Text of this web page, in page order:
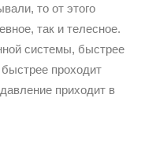
то от этого
так и телесное.
системы, быстрее
проходит
приходит в